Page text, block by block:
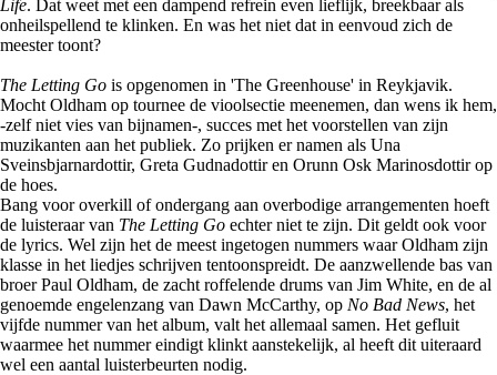
Life. Dat weet met een dampend refrein even lieflijk, breekbaar als
onheilspellend te klinken. En was het niet dat in eenvoud zich de
meester toont?
The Letting Go is opgenomen in 'The Greenhouse' in Reykjavik.
Mocht Oldham op tournee de vioolsectie meenemen, dan wens ik hem,
-zelf niet vies van bijnamen-, succes met het voorstellen van zijn
muzikanten aan het publiek. Zo prijken er namen als Una
Sveinsbjarnardottir, Greta Gudnadottir en Orunn Osk Marinosdottir op
de hoes.
Bang voor overkill of ondergang aan overbodige arrangementen hoeft
de luisteraar van The Letting Go echter niet te zijn. Dit geldt ook voor
de lyrics. Wel zijn het de meest ingetogen nummers waar Oldham zijn
klasse in het liedjes schrijven tentoonspreidt. De aanzwellende bas van
broer Paul Oldham, de zacht roffelende drums van Jim White, en de al
genoemde engelenzang van Dawn McCarthy, op No Bad News, het
vijfde nummer van het album, valt het allemaal samen. Het gefluit
waarmee het nummer eindigt klinkt aanstekelijk, al heeft dit uiteraard
wel een aantal luisterbeurten nodig.